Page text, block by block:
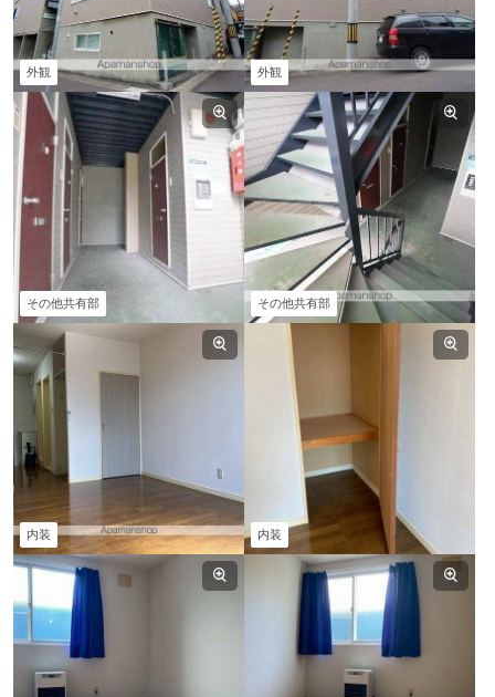
外観 外観
その他共有部 その他共有部
内装 内装